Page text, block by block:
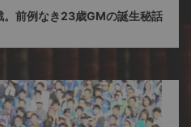
。前例なき23歳GMの誕生秘話